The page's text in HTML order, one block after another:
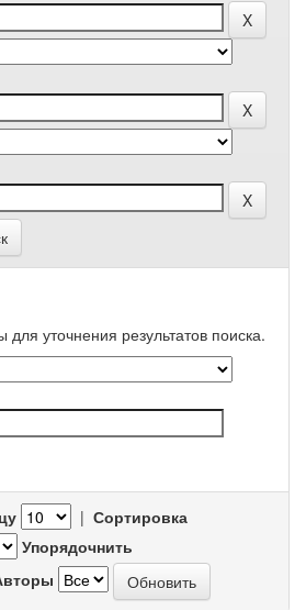
для уточнения результатов поиска.
| Сортировка
Упорядочнить